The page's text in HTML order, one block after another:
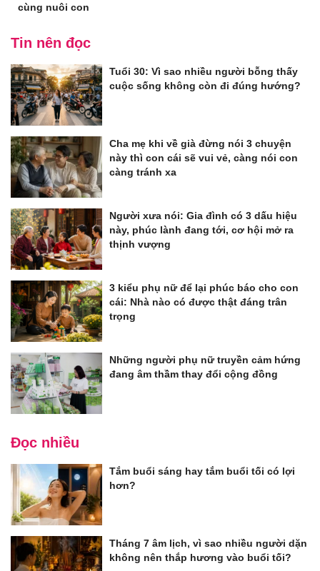
cùng nuôi con
Tin nên đọc
Tuổi 30: Vì sao nhiều người bỗng thấy
cuộc sống không còn đi đúng hướng?
Cha mẹ khi về già đừng nói 3 chuyện
này thì con cái sẽ vui vẻ, càng nói con
càng tránh xa
Người xưa nói: Gia đình có 3 dấu hiệu
này, phúc lành đang tới, cơ hội mở ra
thịnh vượng
3 kiểu phụ nữ để lại phúc báo cho con
cái: Nhà nào có được thật đáng trân
trọng
Những người phụ nữ truyền cảm hứng
đang âm thầm thay đổi cộng đồng
Đọc nhiều
Tắm buổi sáng hay tắm buổi tối có lợi
hơn?
Tháng 7 âm lịch, vì sao nhiều người dặn
không nên thắp hương vào buổi tối?